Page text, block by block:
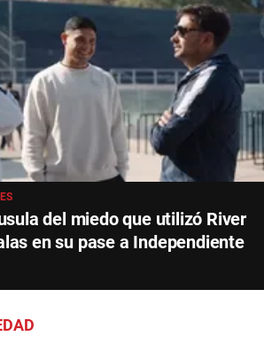
del miedo que utilizó River
en su pase a Independiente